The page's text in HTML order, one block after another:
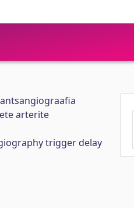
arterite
trigger delay